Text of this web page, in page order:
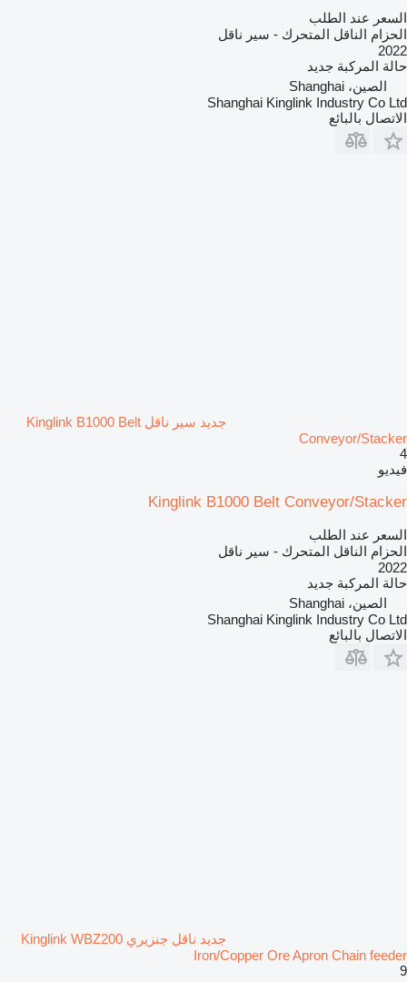
السعر عند الطلب
الحزام الناقل المتحرك - سير ناقل
2022
حالة المركبة جديد
الصين، Shanghai
Shanghai Kinglink Industry Co Ltd
الاتصال بالبائع
جديد سير ناقل Kinglink B1000 Belt
Conveyor/Stacker
4
فيديو
Kinglink B1000 Belt Conveyor/Stacker
السعر عند الطلب
الحزام الناقل المتحرك - سير ناقل
2022
حالة المركبة جديد
الصين، Shanghai
Shanghai Kinglink Industry Co Ltd
الاتصال بالبائع
جديد ناقل جنزيري Kinglink WBZ200
Iron/Copper Ore Apron Chain feeder
9